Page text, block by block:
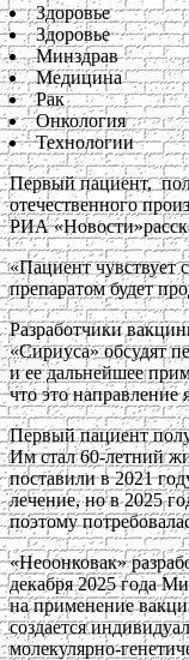
Здоровье
Здоровье
Минздрав
Медицина
Рак
Онкология
Технологии
Первый пациент,
отечественного
РИА
«Пациент чувствует
препаратом будет
Разработчики
«Сириуса» обсудят
и ее дальнейшее
что это направление
Первый пациент
Им стал 60-летний
поставили в 2021
лечение, но в 2025
поэтому
«Неоонковак»
декабря 2025 года
на применение
создается
молекулярно-